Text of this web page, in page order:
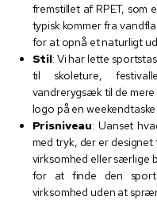
fremstillet af RPET, som
typisk kommer fra
for at opnå et naturligt
Stil: Vi har lette
til skoleture,
vandrerygsæk til de
logo på en
Prisniveau: Uanset
med tryk, der er
virksomhed eller særlige
for at finde den
virksomhed uden at